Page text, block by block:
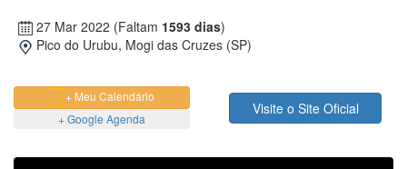
27 Mar 2022 (Faltam 1593 dias)
Pico do Urubu, Mogi das Cruzes (SP)
+ Meu Calendário
+ Google Agenda
Visite o Site Oficial